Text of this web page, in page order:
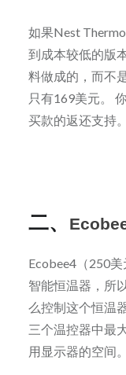
如果Nest
到成本较低的版
料做成的，而不
只有169美元。
买款的返还支持。
二、
Ecobee4（250
智能恒温器，所
么控制这个恒温
三个温控器中最
用显示器的空间。